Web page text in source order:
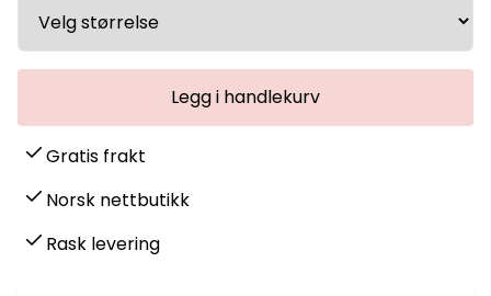
Gratis frakt
Norsk nettbutikk
Rask levering